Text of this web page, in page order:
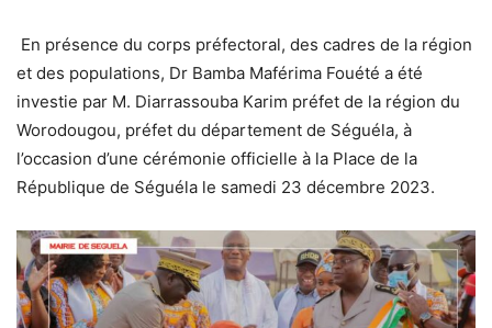
En présence du corps préfectoral, des cadres de la région
et des populations, Dr Bamba Maférima Fouété a été
investie par M. Diarrassouba Karim préfet de la région du
Worodougou, préfet du département de Séguéla, à
l’occasion d’une cérémonie officielle à la Place de la
République de Séguéla le samedi 23 décembre 2023.